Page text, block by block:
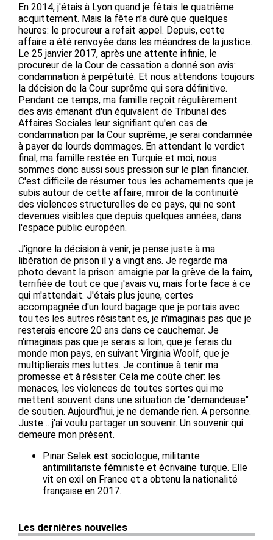
En 2014, j'étais à Lyon quand je fêtais le quatrième
acquittement. Mais la fête n'a duré que quelques
heures: le procureur a refait appel. Depuis, cette
affaire a été renvoyée dans les méandres de la justice.
Le 25 janvier 2017, après une attente infinie, le
procureur de la Cour de cassation a donné son avis:
condamnation à perpétuité. Et nous attendons toujours
la décision de la Cour suprême qui sera définitive.
Pendant ce temps, ma famille reçoit régulièrement
des avis émanant d'un équivalent de Tribunal des
Affaires Sociales leur signifiant qu'en cas de
condamnation par la Cour suprême, je serai condamnée
à payer de lourds dommages. En attendant le verdict
final, ma famille restée en Turquie et moi, nous
sommes donc aussi sous pression sur le plan financier.
C'est difficile de résumer tous les acharnements que je
subis autour de cette affaire, miroir de la continuité
des violences structurelles de ce pays, qui ne sont
devenues visibles que depuis quelques années, dans
l'espace public européen.
J'ignore la décision à venir, je pense juste à ma
libération de prison il y a vingt ans. Je regarde ma
photo devant la prison: amaigrie par la grève de la faim,
terrifiée de tout ce que j'avais vu, mais forte face à ce
qui m'attendait. J'étais plus jeune, certes
accompagnée d'un lourd bagage que je portais avec
tou·tes les autres résistant·es, je n'imaginais pas que je
resterais encore 20 ans dans ce cauchemar. Je
n'imaginais pas que je serais si loin, que je ferais du
monde mon pays, en suivant Virginia Woolf, que je
multiplierais mes luttes. Je continue à tenir ma
promesse et à résister. Cela me coûte cher: les
menaces, les violences de toutes sortes qui me
mettent souvent dans une situation de "demandeuse"
de soutien. Aujourd'hui, je ne demande rien. A personne.
Juste… j'ai voulu partager un souvenir. Un souvenir qui
demeure mon présent.
Pınar Selek est sociologue, militante
antimilitariste féministe et écrivaine turque. Elle
vit en exil en France et a obtenu la nationalité
française en 2017.